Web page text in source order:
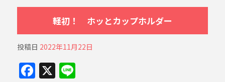
軽初！ ホッとカップホルダー
投稿日 2022年11月22日
F X Li